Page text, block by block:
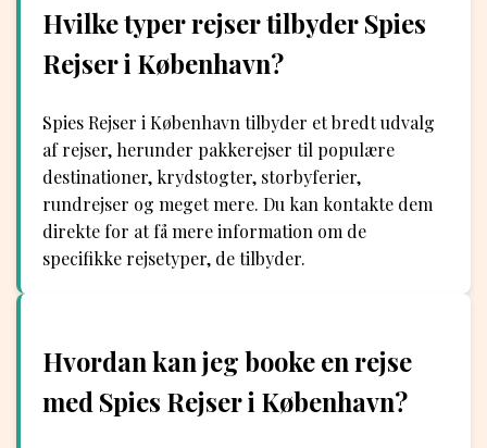
Hvilke typer rejser tilbyder Spies
Rejser i København?
Spies Rejser i København tilbyder et bredt udvalg
af rejser, herunder pakkerejser til populære
destinationer, krydstogter, storbyferier,
rundrejser og meget mere. Du kan kontakte dem
direkte for at få mere information om de
specifikke rejsetyper, de tilbyder.
Hvordan kan jeg booke en rejse
med Spies Rejser i København?